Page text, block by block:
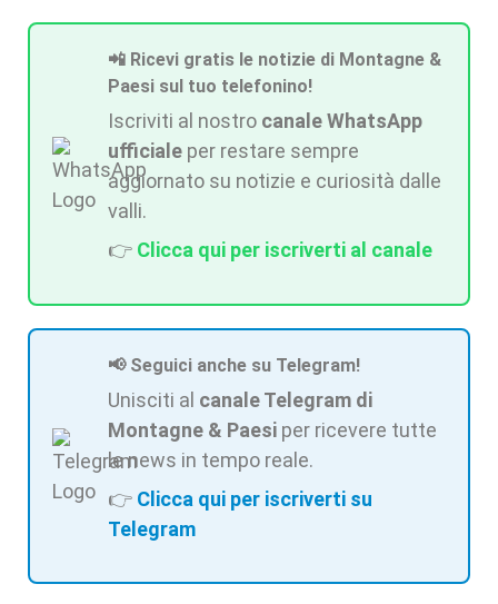
📲 Ricevi gratis le notizie di Montagne &
Paesi sul tuo telefonino!
Iscriviti al nostro canale WhatsApp
ufficiale per restare sempre
aggiornato su notizie e curiosità dalle
valli.
👉 Clicca qui per iscriverti al canale
📢 Seguici anche su Telegram!
Unisciti al canale Telegram di
Montagne & Paesi per ricevere tutte
le news in tempo reale.
👉 Clicca qui per iscriverti su
Telegram